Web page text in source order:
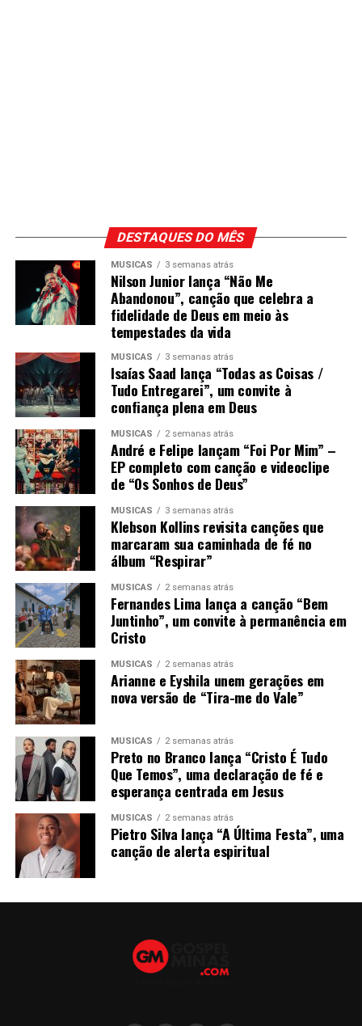
DESTAQUES DO MÊS
MÚSICAS 3 semanas atrás
Nilson Junior lança “Não Me
Abandonou”, canção que celebra a
fidelidade de Deus em meio às
tempestades da vida
MÚSICAS 3 semanas atrás
Isaías Saad lança “Todas as Coisas /
Tudo Entregarei”, um convite à
confiança plena em Deus
MÚSICAS 2 semanas atrás
André e Felipe lançam “Foi Por Mim” –
EP completo com canção e videoclipe
de “Os Sonhos de Deus”
MÚSICAS 3 semanas atrás
Klebson Kollins revisita canções que
marcaram sua caminhada de fé no
álbum “Respirar”
MÚSICAS 2 semanas atrás
Fernandes Lima lança a canção “Bem
Juntinho”, um convite à permanência em
Cristo
MÚSICAS 2 semanas atrás
Arianne e Eyshila unem gerações em
nova versão de “Tira-me do Vale”
MÚSICAS 2 semanas atrás
Preto no Branco lança “Cristo É Tudo
Que Temos”, uma declaração de fé e
esperança centrada em Jesus
MÚSICAS 2 semanas atrás
Pietro Silva lança “A Última Festa”, uma
canção de alerta espiritual